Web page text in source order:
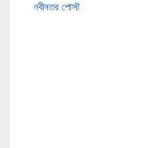
নবীনতর পোস্ট